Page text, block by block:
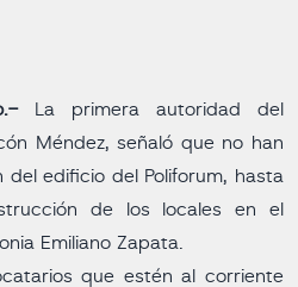
La primera autoridad del
Méndez, señaló que no han
del edificio del Poliforum, hasta
de los locales en el
Emiliano Zapata.
que estén al corriente